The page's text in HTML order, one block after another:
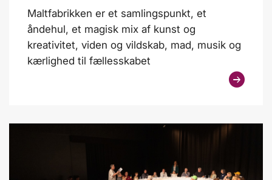
Maltfabrikken er et samlingspunkt, et
åndehul, et magisk mix af kunst og
kreativitet, viden og vildskab, mad, musik og
kærlighed til fællesskabet